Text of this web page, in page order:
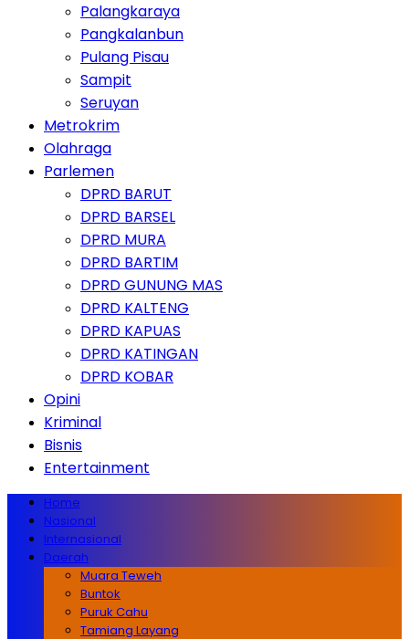
Palangkaraya
Pangkalanbun
Pulang Pisau
Sampit
Seruyan
Metrokrim
Olahraga
Parlemen
DPRD BARUT
DPRD BARSEL
DPRD MURA
DPRD BARTIM
DPRD GUNUNG MAS
DPRD KALTENG
DPRD KAPUAS
DPRD KATINGAN
DPRD KOBAR
Opini
Kriminal
Bisnis
Entertainment
Home
Nasional
Internasional
Daerah
Muara Teweh
Buntok
Puruk Cahu
Tamiang Layang